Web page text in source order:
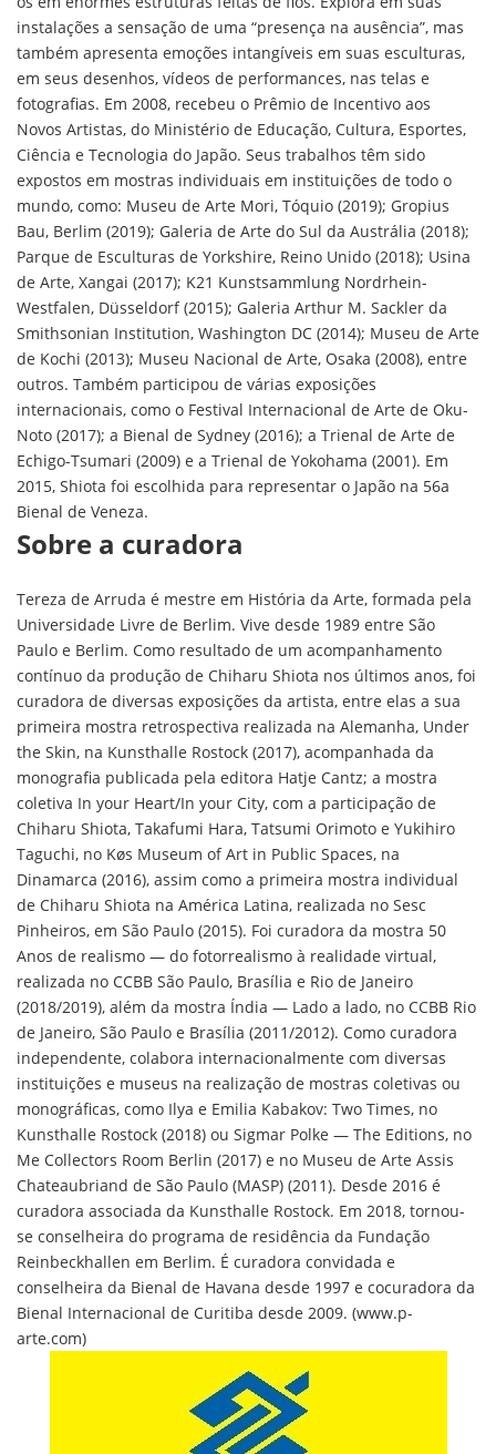
instalações a sensação de uma “presença na ausência”, mas
também apresenta emoções intangíveis em suas esculturas,
em seus desenhos, vídeos de performances, nas telas e
fotografias. Em 2008, recebeu o Prêmio de Incentivo aos
Novos Artistas, do Ministério de Educação, Cultura, Esportes,
Ciência e Tecnologia do Japão. Seus trabalhos têm sido
expostos em mostras individuais em instituições de todo o
mundo, como: Museu de Arte Mori, Tóquio (2019); Gropius
Bau, Berlim (2019); Galeria de Arte do Sul da Austrália (2018);
Parque de Esculturas de Yorkshire, Reino Unido (2018); Usina
de Arte, Xangai (2017); K21 Kunstsammlung Nordrhein-
Westfalen, Düsseldorf (2015); Galeria Arthur M. Sackler da
Smithsonian Institution, Washington DC (2014); Museu de Arte
de Kochi (2013); Museu Nacional de Arte, Osaka (2008), entre
outros. Também participou de várias exposições
internacionais, como o Festival Internacional de Arte de Oku-
Noto (2017); a Bienal de Sydney (2016); a Trienal de Arte de
Echigo-Tsumari (2009) e a Trienal de Yokohama (2001). Em
2015, Shiota foi escolhida para representar o Japão na 56a
Bienal de Veneza.
Sobre a curadora
Tereza de Arruda é mestre em História da Arte, formada pela
Universidade Livre de Berlim. Vive desde 1989 entre São
Paulo e Berlim. Como resultado de um acompanhamento
contínuo da produção de Chiharu Shiota nos últimos anos, foi
curadora de diversas exposições da artista, entre elas a sua
primeira mostra retrospectiva realizada na Alemanha, Under
the Skin, na Kunsthalle Rostock (2017), acompanhada da
monografia publicada pela editora Hatje Cantz; a mostra
coletiva In your Heart/In your City, com a participação de
Chiharu Shiota, Takafumi Hara, Tatsumi Orimoto e Yukihiro
Taguchi, no Køs Museum of Art in Public Spaces, na
Dinamarca (2016), assim como a primeira mostra individual
de Chiharu Shiota na América Latina, realizada no Sesc
Pinheiros, em São Paulo (2015). Foi curadora da mostra 50
Anos de realismo — do fotorrealismo à realidade virtual,
realizada no CCBB São Paulo, Brasília e Rio de Janeiro
(2018/2019), além da mostra Índia — Lado a lado, no CCBB Rio
de Janeiro, São Paulo e Brasília (2011/2012). Como curadora
independente, colabora internacionalmente com diversas
instituições e museus na realização de mostras coletivas ou
monográficas, como Ilya e Emilia Kabakov: Two Times, no
Kunsthalle Rostock (2018) ou Sigmar Polke — The Editions, no
Me Collectors Room Berlin (2017) e no Museu de Arte Assis
Chateaubriand de São Paulo (MASP) (2011). Desde 2016 é
curadora associada da Kunsthalle Rostock. Em 2018, tornou-
se conselheira do programa de residência da Fundação
Reinbeckhallen em Berlim. É curadora convidada e
conselheira da Bienal de Havana desde 1997 e cocuradora da
Bienal Internacional de Curitiba desde 2009. (www.p-
arte.com)